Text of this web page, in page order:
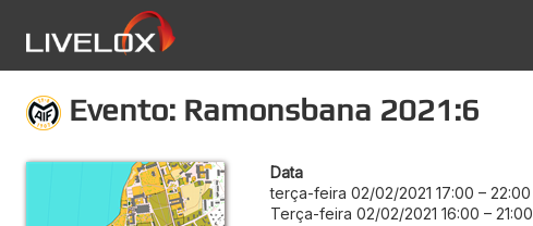
Evento: Ramonsbana 2021:6
Data
terça-feira 02/02/2021 17:00 – 22:00
Terça-feira 02/02/2021 16:00 – 21:00